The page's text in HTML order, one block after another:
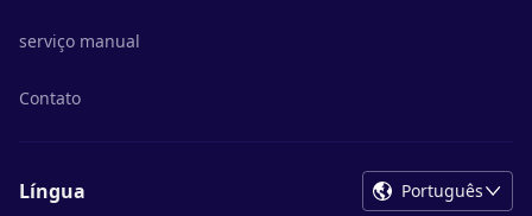
serviço manual
Contato
Língua Português